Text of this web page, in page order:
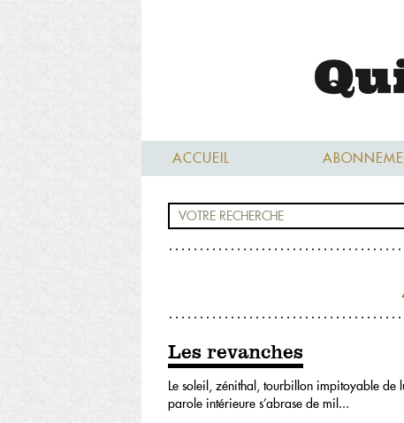
ACCUEIL
Les revanches
Le soleil, zénithal, tourbillon impitoyable de
parole intérieure s’abrase de mil...